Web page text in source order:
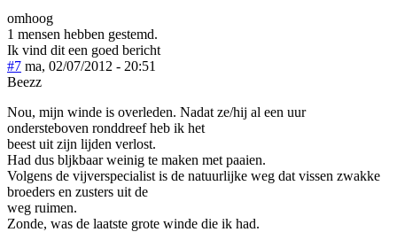
omhoog
1 mensen hebben gestemd.
Ik vind dit een goed bericht
#7 ma, 02/07/2012 - 20:51
Beezz
Nou, mijn winde is overleden. Nadat ze/hij al een uur
ondersteboven ronddreef heb ik het
beest uit zijn lijden verlost.
Had dus bljkbaar weinig te maken met paaien.
Volgens de vijverspecialist is de natuurlijke weg dat vissen zwakke
broeders en zusters uit de
weg ruimen.
Zonde, was de laatste grote winde die ik had.